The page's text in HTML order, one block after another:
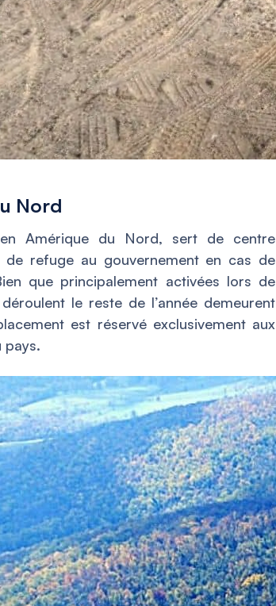
Nord
Amérique du Nord, sert de centre
de refuge au gouvernement en cas de
que principalement activées lors de
le reste de l’année demeurent
est réservé exclusivement aux
pays.